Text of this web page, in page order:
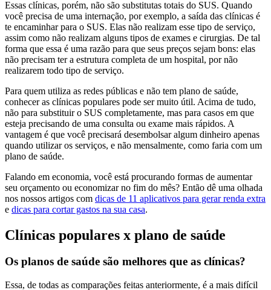
Essas clínicas, porém, não são substitutas totais do SUS. Quando
você precisa de uma internação, por exemplo, a saída das clínicas é
te encaminhar para o SUS. Elas não realizam esse tipo de serviço,
assim como não realizam alguns tipos de exames e cirurgias. De tal
forma que essa é uma razão para que seus preços sejam bons: elas
não precisam ter a estrutura completa de um hospital, por não
realizarem todo tipo de serviço.
Para quem utiliza as redes públicas e não tem plano de saúde,
conhecer as clínicas populares pode ser muito útil. Acima de tudo,
não para substituir o SUS completamente, mas para casos em que
esteja precisando de uma consulta ou exame mais rápidos. A
vantagem é que você precisará desembolsar algum dinheiro apenas
quando utilizar os serviços, e não mensalmente, como faria com um
plano de saúde.
Falando em economia, você está procurando formas de aumentar
seu orçamento ou economizar no fim do mês? Então dê uma olhada
nos nossos artigos com dicas de 11 aplicativos para gerar renda extra
e dicas para cortar gastos na sua casa.
Clínicas populares x plano de saúde
Os planos de saúde são melhores que as clínicas?
Essa, de todas as comparações feitas anteriormente, é a mais difícil